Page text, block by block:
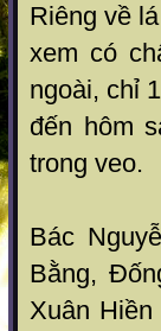
Riêng về
xem có
ngoài, chỉ
đến hôm
trong veo.
Bác
Bằng,
Xuân